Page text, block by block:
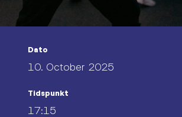
Dato
10. October 2025
Tidspunkt
17:15